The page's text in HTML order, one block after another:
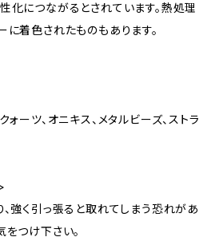
化につながるとされています。熱処理
に着色されたものもあります。
ォーツ、オニキス、メタルビーズ、ストラ
、強く引っ張ると取れてしまう恐れがあ
つけ下さい。